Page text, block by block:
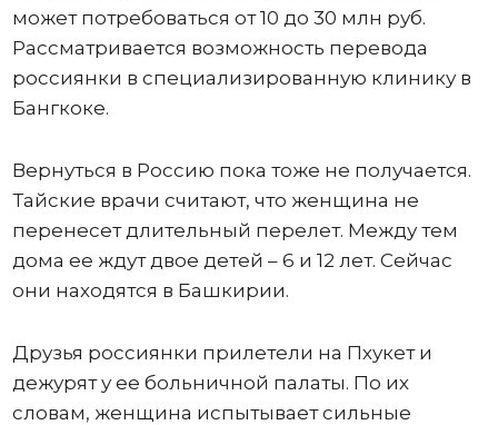
может потребоваться от 10 до 30 млн руб.
Рассматривается возможность перевода
россиянки в специализированную клинику в
Бангкоке.
Вернуться в Россию пока тоже не получается.
Тайские врачи считают, что женщина не
перенесет длительный перелет. Между тем
дома ее ждут двое детей – 6 и 12 лет. Сейчас
они находятся в Башкирии.
Друзья россиянки прилетели на Пхукет и
дежурят у ее больничной палаты. По их
словам, женщина испытывает сильные